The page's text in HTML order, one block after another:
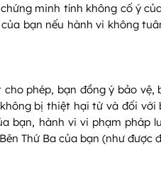
minh tính không cố ý
bạn nếu hành vi không
phép, bạn đồng ý bảo
bị thiệt hại từ và đối
bạn, hành vi vi phạm pháp
Thứ Ba của bạn (như được